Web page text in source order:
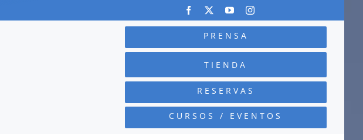
PRENSA
TIENDA
RESERVAS
CURSOS / EVENTOS